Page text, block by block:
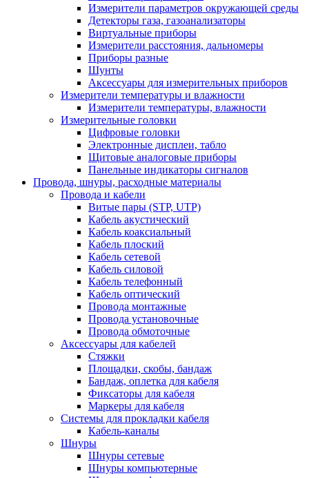
Измерители параметров окружающей среды
Детекторы газа, газоанализаторы
Виртуальные приборы
Измерители расстояния, дальномеры
Приборы разные
Шунты
Аксессуары для измерительных приборов
Измерители температуры и влажности
Измерители температуры, влажности
Измерительные головки
Цифровые головки
Электронные дисплеи, табло
Щитовые аналоговые приборы
Панельные индикаторы сигналов
Провода, шнуры, расходные материалы
Провода и кабели
Витые пары (STP, UTP)
Кабель акустический
Кабель коаксиальный
Кабель плоский
Кабель сетевой
Кабель силовой
Кабель телефонный
Кабель оптический
Провода монтажные
Провода установочные
Провода обмоточные
Аксессуары для кабелей
Стяжки
Площадки, скобы, бандаж
Бандаж, оплетка для кабеля
Фиксаторы для кабеля
Маркеры для кабеля
Системы для прокладки кабеля
Кабель-каналы
Шнуры
Шнуры сетевые
Шнуры компьютерные